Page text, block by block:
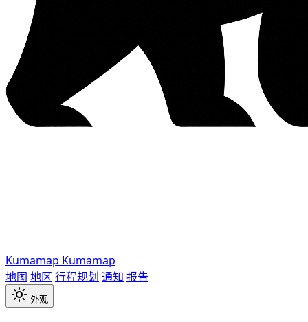
Kumamap Kumamap
地图 地区 行程规划 通知 报告
外观